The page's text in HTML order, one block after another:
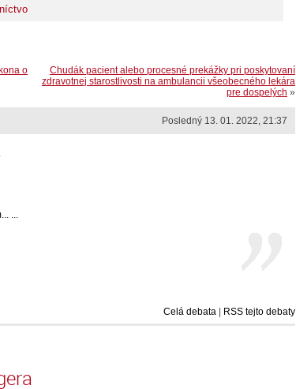
Chudák pacient alebo procesné prekážky pri poskytovaní
zdravotnej starostlivosti na ambulancii všeobecného lekára
pre dospelých »
o
Posledný 13. 01. 2022, 21:37
...
Celá debata RSS tejto debaty